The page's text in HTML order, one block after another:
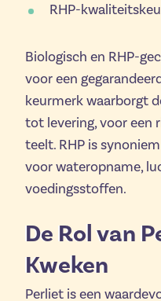
RHP-
Biologisch en RHP-
voor een
keurmerk waarborgt
tot levering, voor een
teelt. RHP is
voor wateropname,
voedingsstoffen.
De Rol van
Kweken
Perliet is een